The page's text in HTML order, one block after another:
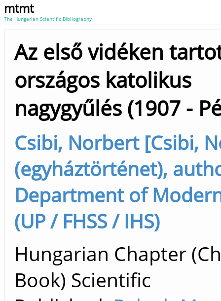
mtmt
The Hungarian Scientific Bibliography
Az első vidéken
országos katolikus
nagygyűlés (1907 -
Csibi, Norbert [Csibi,
(egyháztörténet),
Department of
(UP / FHSS / IHS)
Hungarian Chapter
Book) Scientific